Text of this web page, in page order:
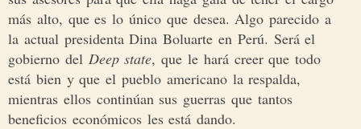
más alto, que es lo único que desea. Algo parecido a
la actual presidenta Dina Boluarte en Perú. Será el
gobierno del Deep state, que le hará creer que todo
está bien y que el pueblo americano la respalda,
mientras ellos continúan sus guerras que tantos
beneficios económicos les está dando.